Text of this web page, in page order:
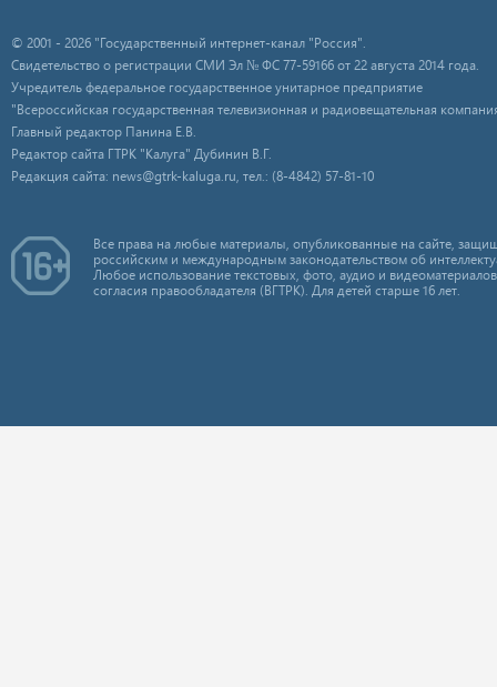
© 2001 - 2026 "Государственный интернет-канал "Россия".
Свидетельство о регистрации СМИ Эл № ФС 77-59166 от 22 августа 2014 года.
Учредитель федеральное государственное унитарное предприятие
"Всероссийская государственная телевизионная и радиовещательная
Главный редактор Панина Е.В.
Редактор сайта ГТРК "Калуга" Дубинин В.Г.
Редакция сайта: news@gtrk-kaluga.ru, тел.: (8-4842) 57-81-10
Все права на любые материалы, опубликованные на сайте,
российским и международным законодательством об
Любое использование текстовых, фото, аудио и
согласия правообладателя (ВГТРК). Для детей старше 16 лет.